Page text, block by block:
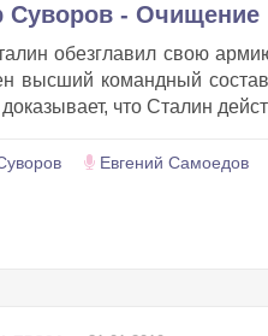
Суворов - Очищение
обезглавил свою
высший командный
что Сталин
Евгений Самоедов